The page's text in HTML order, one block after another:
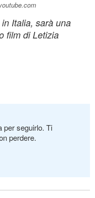
Italia, sarà una
film di Letizia
per seguirlo. Ti
perdere.